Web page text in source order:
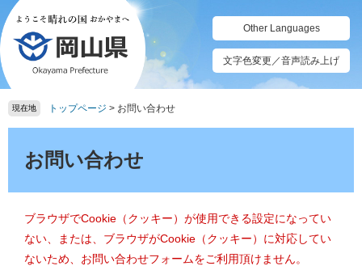
ペ
ー
ジ
の
先
頭
す。
メ
ニ
ュ
ー
を
飛
し
へ
Other Languages
文字色変更／音声読み上げ
現在地 トップページ > お問い合わせ
お問い合わせ
ブラウザでCookie（クッキー）が使用できる設定になってい
ない、または、ブラウザがCookie（クッキー）に対応してい
ないため、お問い合わせフォームをご利用頂けません。